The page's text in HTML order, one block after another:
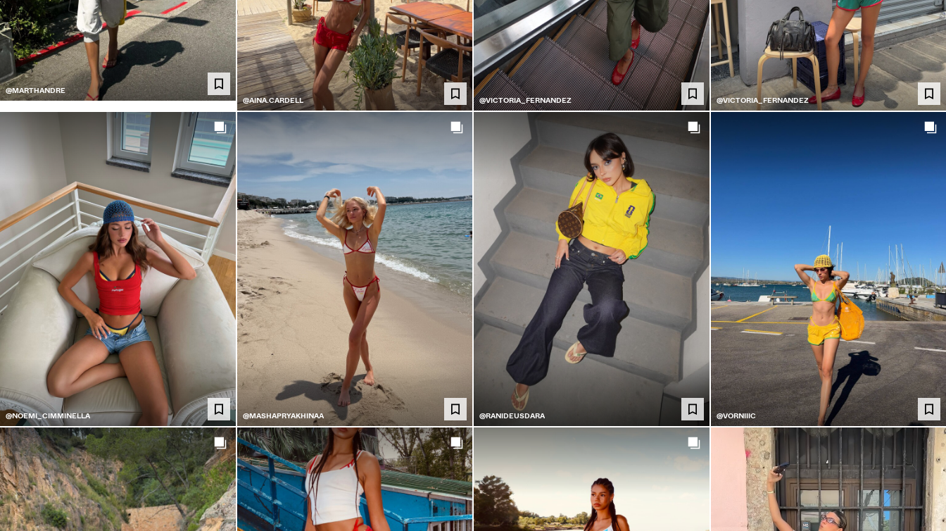
@MARTHANDRE
@AINA.CARDELL
@VICTORIA_FERNANDEZ @VICTORIA_FERNANDEZ
@NOEMI_CIMMINELLA @MASHAPRYAKHINAA @RANIDEUSDARA @VORNIIIC